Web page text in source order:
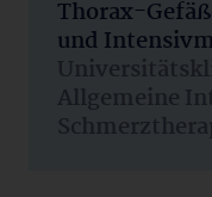
Thorax-
und
Allgemeine